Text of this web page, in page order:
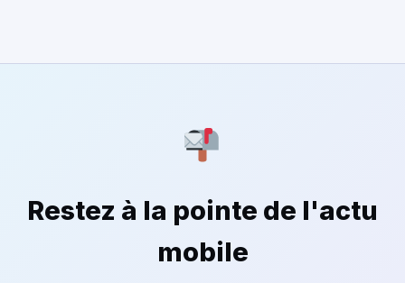
Restez à la pointe de l'actu
mobile